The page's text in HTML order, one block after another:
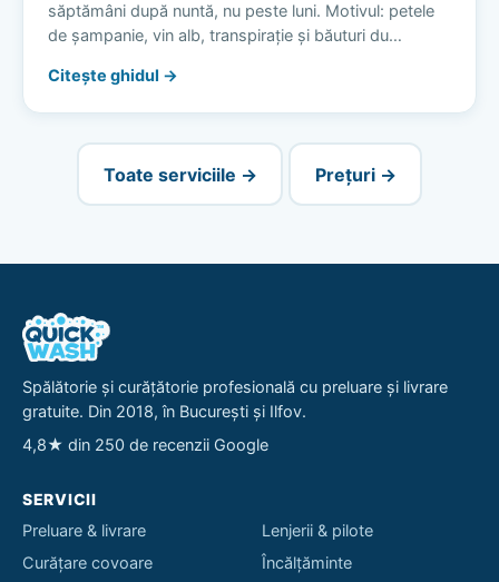
săptămâni după nuntă, nu peste luni. Motivul: petele
de șampanie, vin alb, transpirație și băuturi du…
Citește ghidul →
Toate serviciile → Prețuri →
Spălătorie și curățătorie profesională cu preluare și livrare
gratuite. Din 2018, în București și Ilfov.
4,8★ din 250 de recenzii Google
SERVICII
Preluare & livrare
Curățare covoare
Lenjerii & pilote
Încălțăminte